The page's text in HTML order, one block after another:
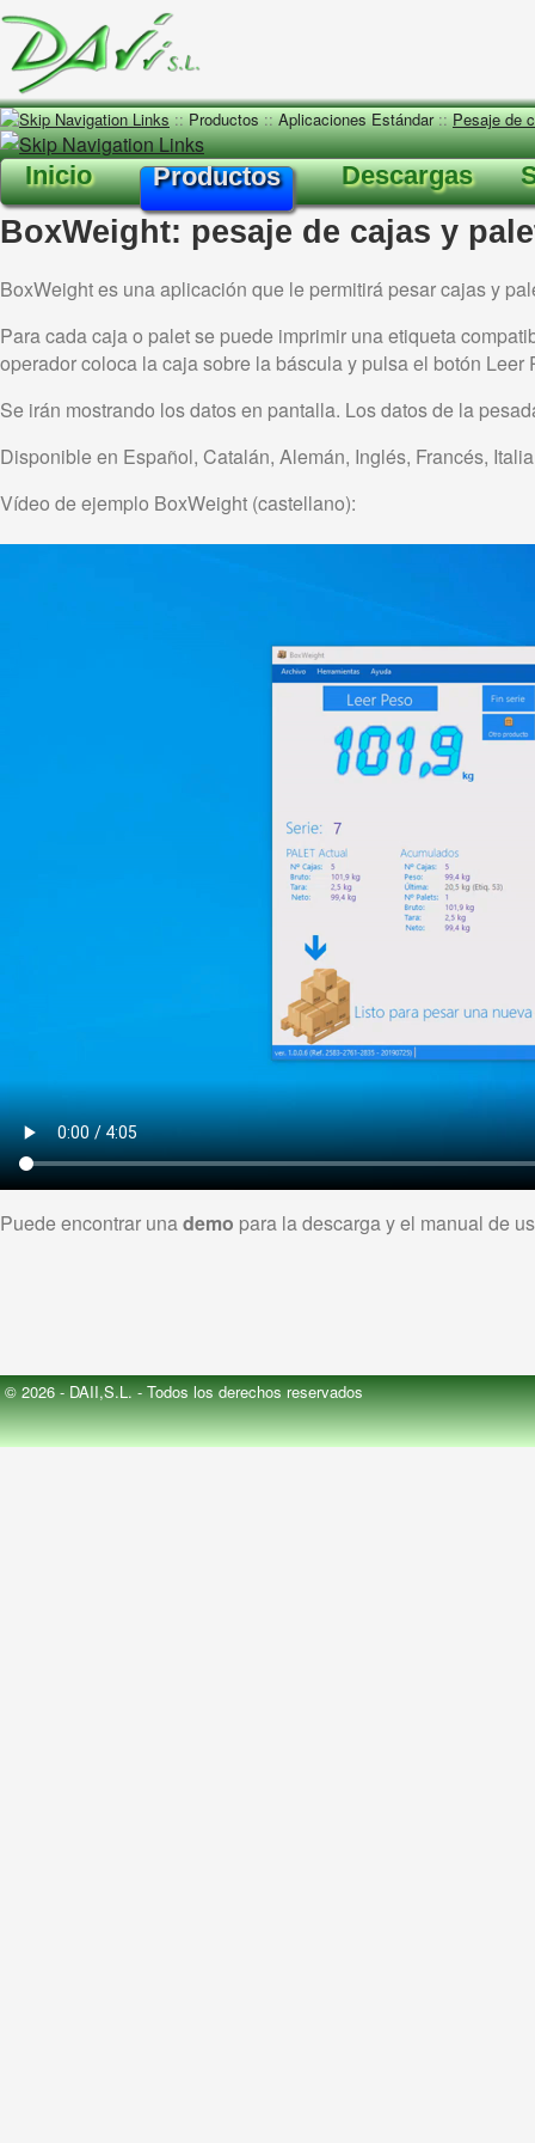
::Productos::Aplicaciones Estándar::Pesaje de
Inicio Productos Descargas
BoxWeight: pesaje de cajas y
BoxWeight es una aplicación que le permitirá pesar cajas y
Para cada caja o palet se puede imprimir una etiqueta
operador coloca la caja sobre la báscula y pulsa el botón Leer
Se irán mostrando los datos en pantalla. Los datos de la
Disponible en Español, Catalán, Alemán, Inglés, Francés,
Vídeo de ejemplo BoxWeight (castellano):
Puede encontrar unademo para la descarga y el manual de
© 2026 - DAII,S.L. - Todos los derechos reservados